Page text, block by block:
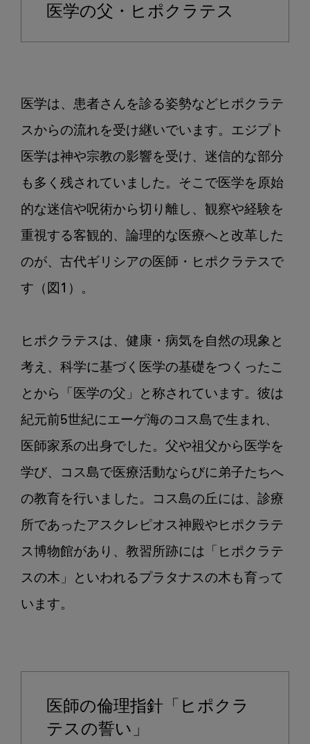
解
く
リ
ビ
第
2
ヒ
ポ
テ
ス
は
今
も
き
て
る
医学の父・ヒポクラテス
医学は、患者さんを診る姿勢などヒポクラテ
スからの流れを受け継いでいます。エジプト
医学は神や宗教の影響を受け、迷信的な部分
も多く残されていました。そこで医学を原始
的な迷信や呪術から切り離し、観察や経験を
重視する客観的、論理的な医療へと改革した
のが、古代ギリシアの医師・ヒポクラテスで
す（図1）。
ヒポクラテスは、健康・病気を自然の現象と
考え、科学に基づく医学の基礎をつくったこ
とから「医学の父」と称されています。彼は
紀元前5世紀にエーゲ海のコス島で生まれ、
医師家系の出身でした。父や祖父から医学を
学び、コス島で医療活動ならびに弟子たちへ
の教育を行いました。コス島の丘には、診療
所であったアスクレピオス神殿やヒポクラテ
ス博物館があり、教習所跡には「ヒポクラテ
スの木」といわれるプラタナスの木も育って
います。
医師の倫理指針「ヒポクラ
テスの誓い」